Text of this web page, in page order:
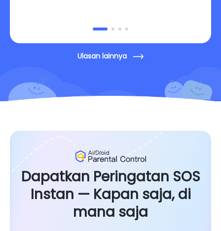
Ulasan lainnya
Dapatkan Peringatan SOS
Instan — Kapan saja, di
mana saja